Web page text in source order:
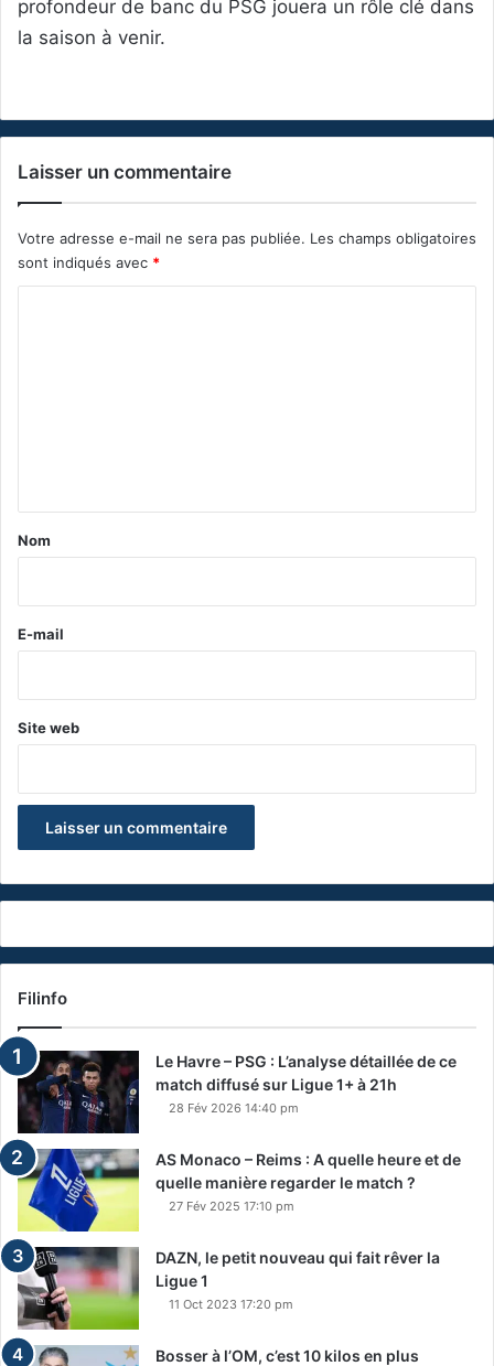
profondeur de banc du PSG jouera un rôle clé dans
la saison à venir.
Laisser un commentaire
Votre adresse e-mail ne sera pas publiée. Les champs obligatoires
sont indiqués avec *
a
e
Nom
E-mail
Site web
Filinfo
Le Havre – PSG : L’analyse détaillée de ce
match diffusé sur Ligue 1+ à 21h
28 Fév 2026 14:40 pm
AS Monaco – Reims : A quelle heure et de
quelle manière regarder le match ?
27 Fév 2025 17:10 pm
DAZN, le petit nouveau qui fait rêver la
Ligue 1
11 Oct 2023 17:20 pm
Bosser à l’OM, c’est 10 kilos en plus